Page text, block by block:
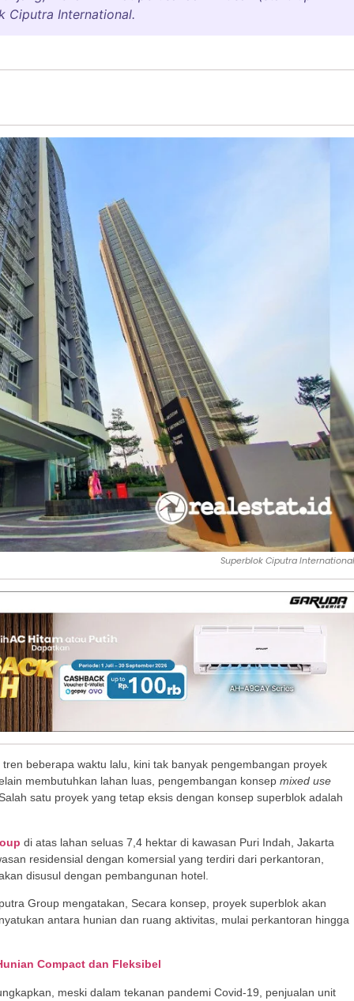
Ciputra International.
Superblok Ciputra
beberapa waktu lalu, kini tak banyak pengembangan proyek
membutuhkan lahan luas, pengembangan konsep mixed use
satu proyek yang tetap eksis dengan konsep superblok adalah
di atas lahan seluas 7,4 hektar di kawasan Puri Indah, Jakarta
residensial dengan komersial yang terdiri dari perkantoran,
disusul dengan pembangunan hotel.
Group mengatakan, Secara konsep, proyek superblok akan
antara hunian dan ruang aktivitas, mulai perkantoran hingga
Compact dan Fleksibel
meski dalam tekanan pandemi Covid-19, penjualan unit